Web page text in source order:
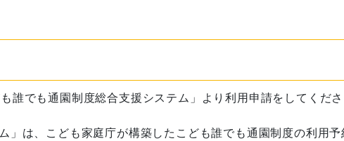
誰でも通園制度総合支援システム」より利用申請をしてくだ
は、こども家庭庁が構築したこども誰でも通園制度の利用